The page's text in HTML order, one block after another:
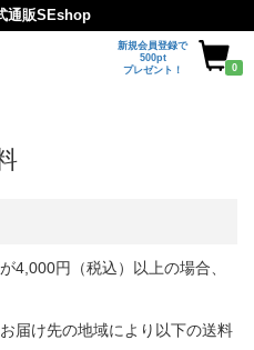
通販SEshop
新規会員登録で
500pt
プレゼント！
0
4,000円（税込）以上の場合、
届け先の地域により以下の送料